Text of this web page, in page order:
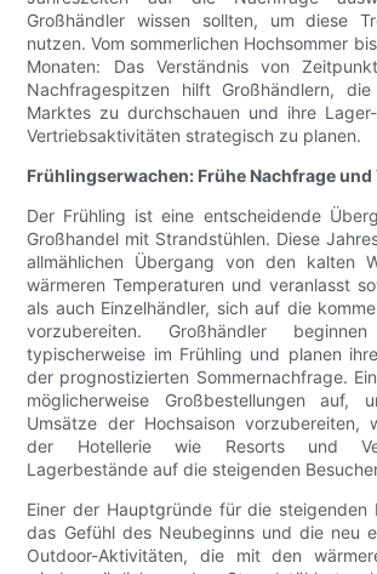
Großhändler wissen sollten, um diese
nutzen. Vom sommerlichen Hochsommer
Monaten: Das Verständnis von
Nachfragespitzen hilft Großhändlern,
Marktes zu durchschauen und ihre
Vertriebsaktivitäten strategisch zu planen.
Frühlingserwachen: Frühe Nachfrage
Der Frühling ist eine entscheidende
Großhandel mit Strandstühlen. Diese
allmählichen Übergang von den kalten
wärmeren Temperaturen und veranlasst
als auch Einzelhändler, sich auf die
vorzubereiten. Großhändler
typischerweise im Frühling und planen
der prognostizierten Sommernachfrage.
möglicherweise Großbestellungen
Umsätze der Hochsaison vorzubereiten,
der Hotellerie wie Resorts und
Lagerbestände auf die steigenden
Einer der Hauptgründe für die steigenden
das Gefühl des Neubeginns und die neu
Outdoor-Aktivitäten, die mit den